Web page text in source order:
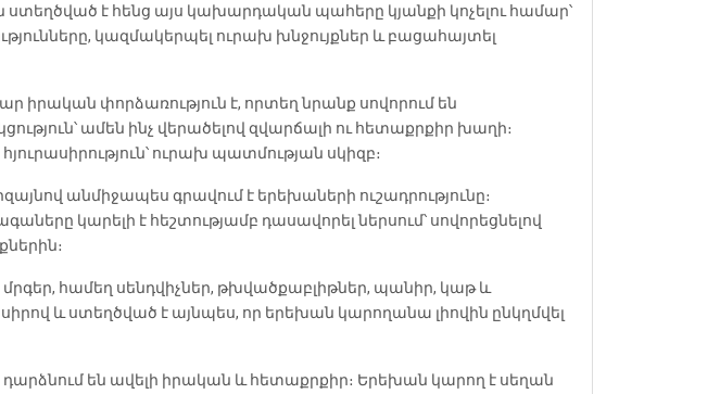
ստեղծված է հենց այս կախարդական պահերը կյանքի կոչելու համար՝
կազմակերպել ուրախ խնջույքներ և բացահայտել
իրական փորձառություն է, որտեղ նրանք սովորում են
ամեն ինչ վերածելով զվարճալի ու հետաքրքիր խաղի։
ուրախ պատմության սկիզբ։
անմիջապես գրավում է երեխաների ուշադրությունը։
կարելի է հեշտությամբ դասավորել ներսում՝ սովորեցնելով
համեղ սենդվիչներ, թխվածքաբլիթներ, պանիր, կաթ և
և ստեղծված է այնպես, որ երեխան կարողանա լիովին ընկղմվել
են ավելի իրական և հետաքրքիր։ Երեխան կարող է սեղան